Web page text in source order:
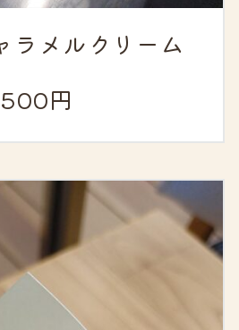
ラメルクリーム
500円